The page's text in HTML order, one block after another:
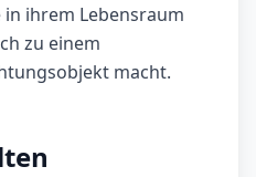
in ihrem Lebensraum
zu einem
macht.